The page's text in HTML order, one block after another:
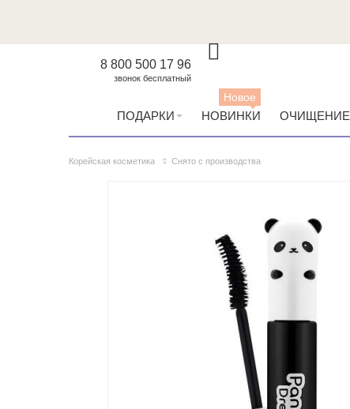
8 800 500 17 96
звонок бесплатный
ПОДАРКИ НОВИНКИ
Новое
ОЧИЩЕНИЕ
Корейская косметика Снято с производства